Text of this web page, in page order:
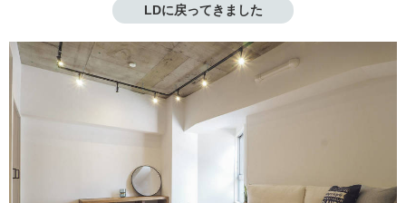
LDに戻ってきました